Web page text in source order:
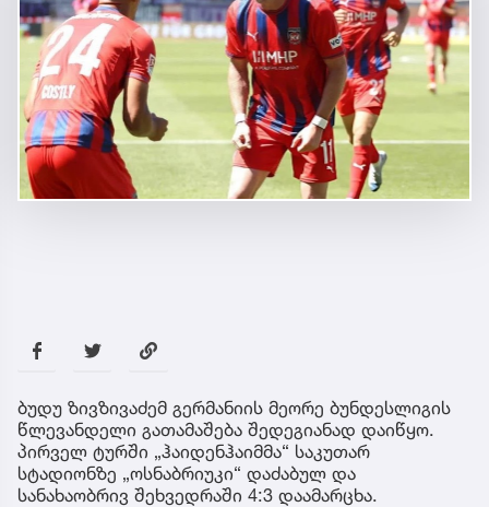
ბუდუ ზივზივაძემ გერმანიის მეორე ბუნდესლიგის
წლევანდელი გათამაშება შედეგიანად დაიწყო.
პირველ ტურში „ჰაიდენჰაიმმა“ საკუთარ
სტადიონზე „ოსნაბრიუკი“ დაძაბულ და
სანახაობრივ შეხვედრაში 4:3 დაამარცხა.